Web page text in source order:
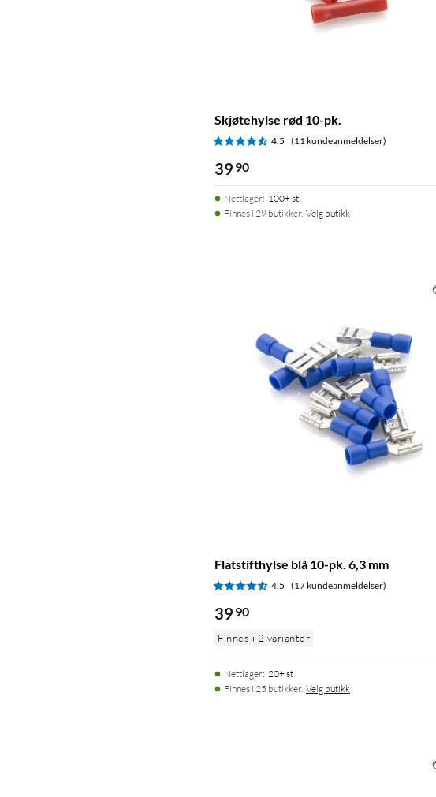
Skjøtehylse rød 10-pk.
4.5 (11 kundeanmeldelser)
39 90
Nettlager: 100+ st
Finnes i 29 butikker. Velg butikk
Flatstifthylse blå 10-pk. 6,3 mm
4.5 (17 kundeanmeldelser)
39 90
Finnes i 2 varianter
Nettlager: 20+ st
Finnes i 25 butikker. Velg butikk